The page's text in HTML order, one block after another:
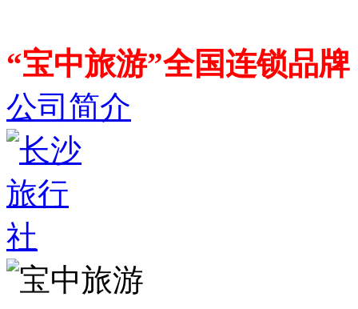
“宝中旅游”全国连锁品
公司简介